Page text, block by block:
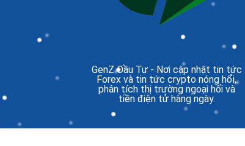
GenZ Đầu Tư- Nơi cập nhật tin tức
Forex và tin tức crypto nóng hổi,
phân tích thị trường ngoại hối và
tiền điện tử hàng ngày.